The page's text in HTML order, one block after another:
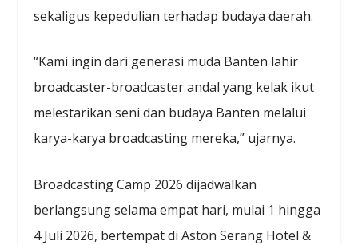
sekaligus kepedulian terhadap budaya daerah.
“Kami ingin dari generasi muda Banten lahir
broadcaster-broadcaster andal yang kelak ikut
melestarikan seni dan budaya Banten melalui
karya-karya broadcasting mereka,” ujarnya.
Broadcasting Camp 2026 dijadwalkan
berlangsung selama empat hari, mulai 1 hingga
4 Juli 2026, bertempat di Aston Serang Hotel &